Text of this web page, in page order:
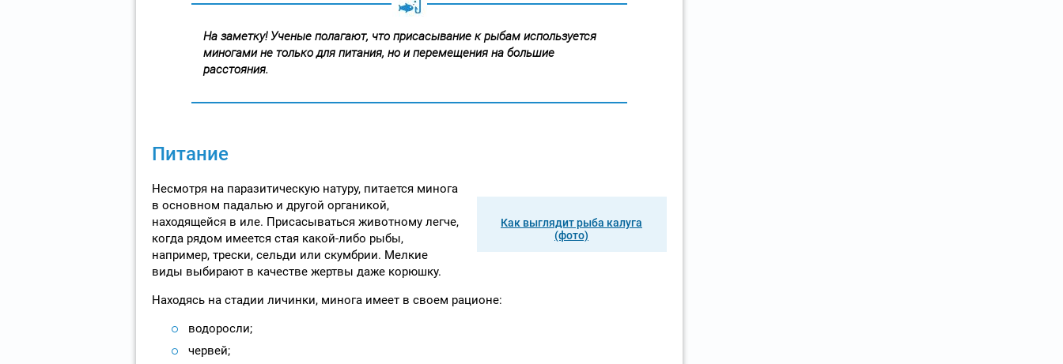
На заметку! Ученые полагают, что присасывание к рыбам используется
миногами не только для питания, но и перемещения на большие
расстояния.
Питание
Как выглядит рыба калуга
(фото)
Несмотря на паразитическую натуру, питается минога
в основном падалью и другой органикой,
находящейся в иле. Присасываться животному легче,
когда рядом имеется стая какой-либо рыбы,
например, трески, сельди или скумбрии. Мелкие
виды выбирают в качестве жертвы даже корюшку.
Находясь на стадии личинки, минога имеет в своем рационе:
водоросли;
червей;